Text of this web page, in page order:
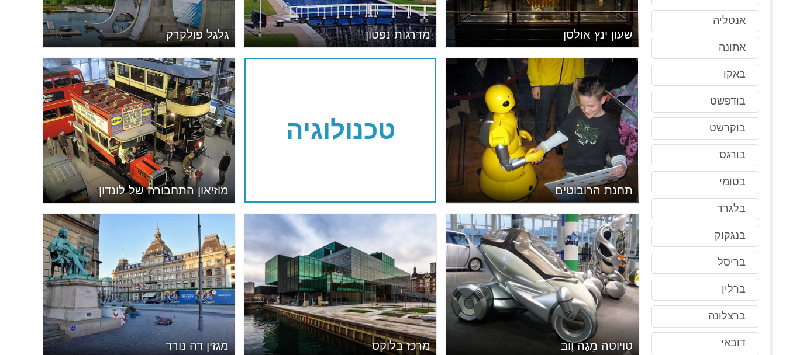
אנטליה
אתונה
באקו
בודפשט
בוקרשט
בורגס
בטומי
בלגרד
בנגקוק
בריסל
ברלין
ברצלונה
דובאי
גלגל פולקרק מדרגות נפטון שעון ינץ אולסן
מוזיאון התחבורה של לונדון
טכנולוגיה
תחנת הרובוטים
מגזין דה נורד מרכז בלוקס טויוטה מֵגַה וֶובּ